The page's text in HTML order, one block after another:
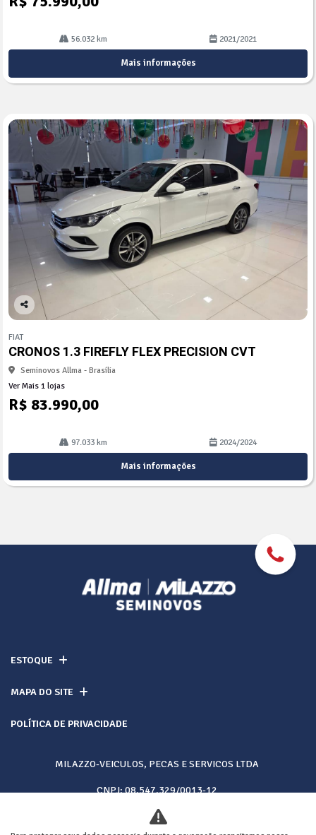
56.032 km 2021/2021
Mais informações
Co
arti
lhe
FIAT
CRONOS 1.3 FIREFLY FLEX PRECISION CVT
Seminovos Allma - Brasília
Ver Mais 1 lojas
R$ 83.990,00
97.033 km 2024/2024
Mais informações
ESTOQUE
MAPA DO SITE
POLÍTICA DE PRIVACIDADE
MILAZZO-VEICULOS, PECAS E SERVICOS LTDA
CNPJ: 08.547.329/0013-12